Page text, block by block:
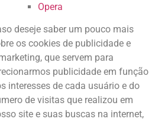
Opera
deseje saber um pouco mais
os cookies de publicidade e
que servem para
publicidade em função
interesses de cada usuário e do
de visitas que realizou em
site e suas buscas na internet,